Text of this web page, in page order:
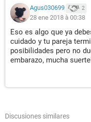
Agus030699 2
28 ene 2018 à 00:38
Eso es algo que ya
cuidado y tu pareja
posibilidades pero no
embarazo, mucha
Discusiones similares